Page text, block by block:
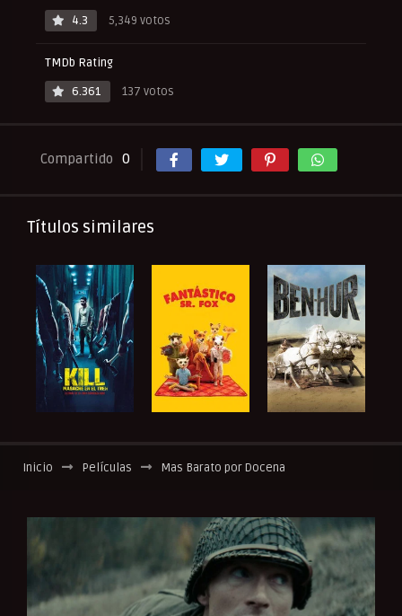
4.3 5,349 votos
TMDb Rating
6.361
137 votos
Compartido 0
Títulos similares
Inicio Películas Mas Barato por Docena